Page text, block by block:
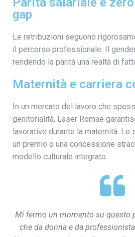
gap
Le retribuzioni seguono
il percorso professionale. Il
rendendo la parità una realtà di
Maternità e carriera
In un mercato del lavoro che
genitorialità, Laser Romae
lavorative durante la maternità. Lo
un premio o una concessione
modello culturale integrato.
Mi fermo un momento su questo
che da donna e da